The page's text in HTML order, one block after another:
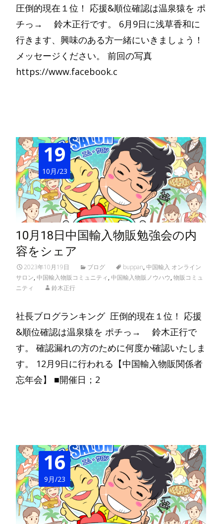
圧倒的現在１位！ 応援&順位確認は温泉猿を ポ
チっ→ 鈴木正行です。 6月9日に浅草香和に
行きます、興味のある方一緒にいきましょう！
メッセージください。 前回の写真
https://www.facebook.c
19
10月/23
10月18日中国輸入物販勉強会の内
容をシェア
2023年10月19日 ブログ buppan,中国輸入 オンライン
サロン,中国輸入物販コミュニティ,中国輸入物販ノウハウ,物販コミュ
ニティ
鈴木正行
社長ブログランキング 圧倒的現在１位！ 応援
&順位確認は温泉猿を ポチっ→ 鈴木正行で
す。 確認漏れの方のために何度か確認いたしま
す。 12月9日に行われる【中国輸入物販関係者
忘年会】 ■開催日；2
16
9月/23